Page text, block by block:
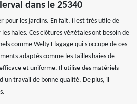
dans le 25340
pour les jardins. En fait, il est très utile de
haies. Ces clôtures végétales ont besoin de
comme Welty Elagage qui s'occupe de ces
adaptés comme les tailles haies de
et uniforme. Il utilise des matériels
travail de bonne qualité. De plus, il